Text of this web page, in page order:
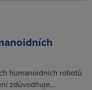
humanoidních robotů
zdůvodňuje...